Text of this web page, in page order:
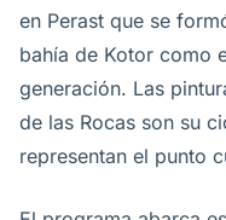
en Perast que se
bahía de Kotor como
generación. Las
de las Rocas son su
representan el punto